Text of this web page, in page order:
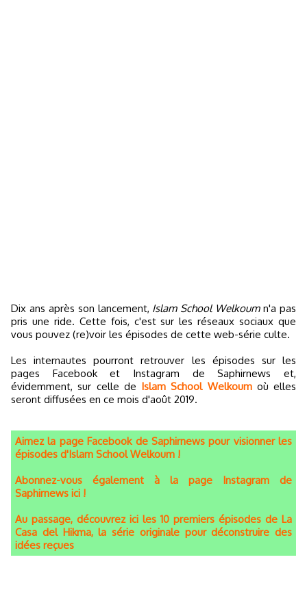
Dix ans après son lancement, Islam School Welkoumn'a pas
pris une ride. Cette fois, c'est sur les réseaux sociaux que
vous pouvez (re)voir les épisodes de cette web-série culte.
Les internautes pourront retrouver les épisodes sur les
pages Facebook et Instagram de Saphirnews et,
évidemment, sur celle de Islam School Welkoumoù elles
seront diffusées en ce mois d'août 2019.
Aimez la page Facebook de Saphirnews pour visionner les
épisodes d'Islam School Welkoum !
Abonnez-vous également à la page Instagram de
Saphirnews ici !
Au passage, découvrez ici les 10 premiers épisodes de La
Casa del Hikma, la série originale pour déconstruire des
idées reçues